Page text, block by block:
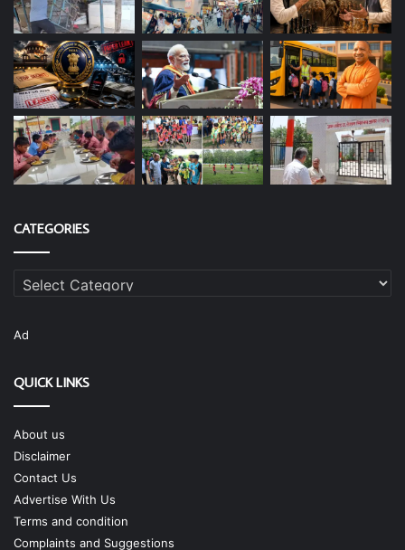
CATEGORIES
Categories
Ad
QUICK LINKS
About us
Disclaimer
Contact Us
Advertise With Us
Terms and condition
Complaints and Suggestions